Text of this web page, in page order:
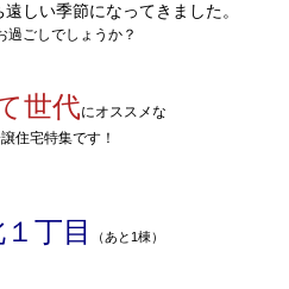
しい季節になってきました。
過ごしでしょうか？
世代にオススメな
住宅特集です！
丁目 （あと1棟）